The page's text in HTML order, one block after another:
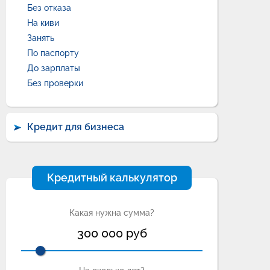
Без отказа
На киви
Занять
По паспорту
До зарплаты
Без проверки
Кредит для бизнеса
Кредитный калькулятор
Какая нужна сумма?
300 000руб